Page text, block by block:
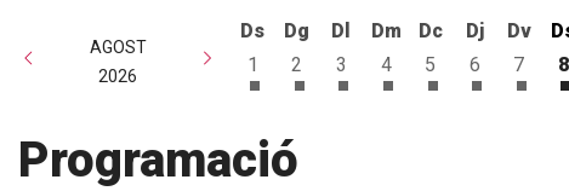
AGOST
2026
Ds
1
Dissabte 1 d'agost
Dg
2
Diumenge 2 d'agost
Dl
3
Dilluns 3 d'agost
Dm
4
Dimarts 4 d'agost
Dc
5
Dimecres 5
Dj
6
Dijous 6
Dv
7
8
Programació